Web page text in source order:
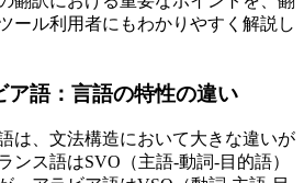
ール利用者にもわかりやすく解説し
ア語：言語の特性の違い
は、文法構造において大きな違いが
ンス語はSVO（主語-動詞-目的語）